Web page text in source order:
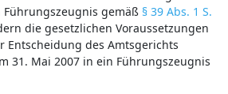
gemäß § 39 Abs. 1 S.
die gesetzlichen Voraussetzungen
Entscheidung des Amtsgerichts
31. Mai 2007 in ein Führungszeugnis